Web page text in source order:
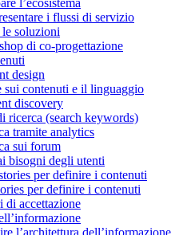
i flussi di servizio
soluzioni
di co-progettazione
design
sui contenuti e il linguaggio
discovery
ricerca (search keywords)
tramite analytics
sui forum
bisogni degli utenti
per definire i contenuti
per definire i contenuti
di accettazione
l’architettura dell’informazione